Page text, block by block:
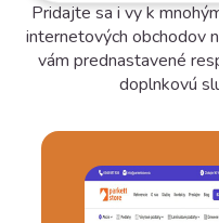
Pridajte sa i vy k
internetových obchodov
vám prednastavené
doplnkovú